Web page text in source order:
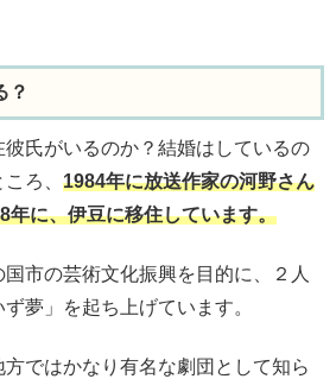
？
氏がいるのか？結婚はしているの
ろ、 1984年に放送作家の河野さん
年に、伊豆に移住しています。
市の芸術文化振興を目的に、２人
夢」を起ち上げています。
ではかなり有名な劇団として知ら